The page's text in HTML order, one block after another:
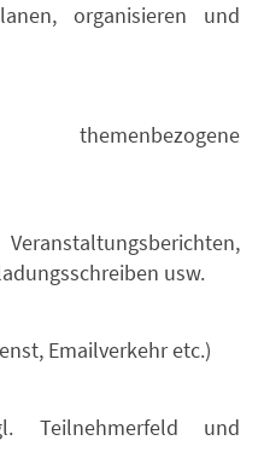
organisieren und
usw.
Emailverkehr etc.)
Teilnehmerfeld und